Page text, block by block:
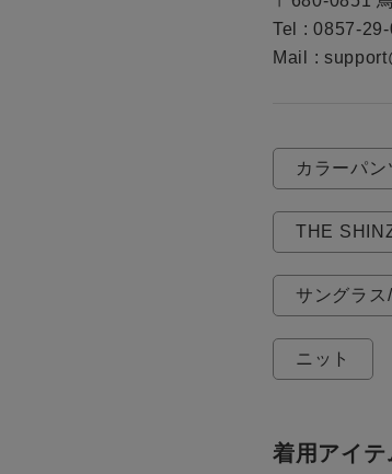
Tel : 0857-
Mail :
カラーパン
THE
サングラス
ニット
着用アイテ